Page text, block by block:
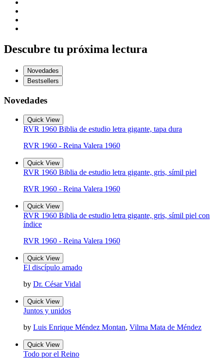
Descubre tu próxima lectura
Novedades
Bestsellers
Novedades
Quick View
RVR 1960 Biblia de estudio letra gigante, tapa dura
RVR 1960 - Reina Valera 1960
Quick View
RVR 1960 Biblia de estudio letra gigante, gris, símil piel
RVR 1960 - Reina Valera 1960
Quick View
RVR 1960 Biblia de estudio letra gigante, gris, símil piel con
índice
RVR 1960 - Reina Valera 1960
Quick View
El discípulo amado
by Dr. César Vidal
Quick View
Juntos y unidos
by Luis Enrique Méndez Montan, Vilma Mata de Méndez
Quick View
Todo por el Reino